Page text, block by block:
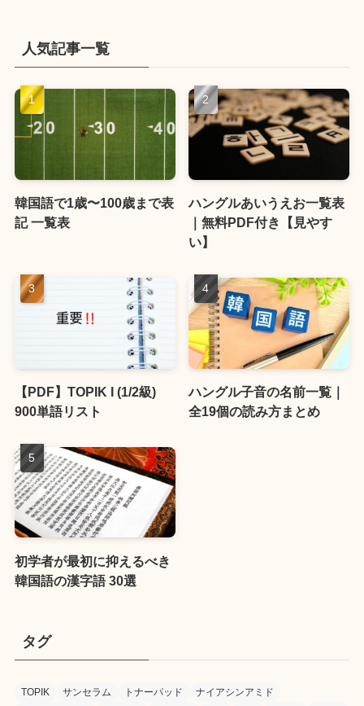
人気記事一覧
韓国語で1歳〜100歳まで表
記 一覧表
ハングルあいうえお一覧表
｜無料PDF付き【見やす
い】
【PDF】TOPIK I (1/2級)
900単語リスト
ハングル子音の名前一覧｜
全19個の読み方まとめ
初学者が最初に抑えるべき
韓国語の漢字語 30選
タグ
TOPIK サンセラム トナーパッド
ナイアシンアミド